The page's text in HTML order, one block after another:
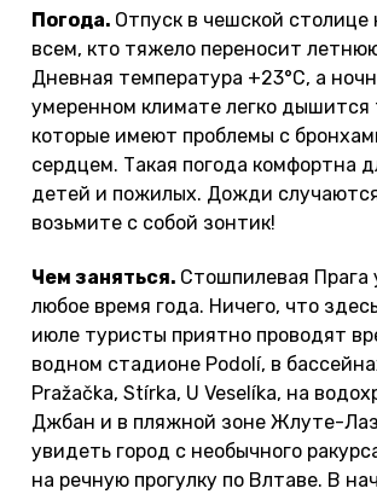
Погода. Отпуск в чешской столице
всем, кто тяжело переносит
Дневная температура +23°С, а
умеренном климате легко дышится
которые имеют проблемы с
сердцем. Такая погода комфортна
детей и пожилых. Дожди
возьмите с собой зонтик!
Чем заняться. Стошпилевая Прага
любое время года. Ничего, что
июле туристы приятно проводят
водном стадионе Podolí, в
Pražačka, Stírka, U Veselíka, на
Джбан и в пляжной зоне Жлуте-
увидеть город с необычного
на речную прогулку по Влтаве. В